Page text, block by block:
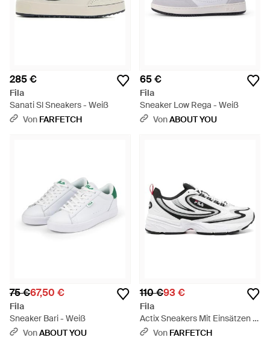
285 €
Fila
Sanati Sl Sneakers - Weiß
Von FARFETCH
65 €
Fila
Sneaker Low Rega - Weiß
VonABOUT YOU
75 €67,50 €
Fila
Sneaker Bari - Weiß
VonABOUT YOU
110 €93 €
Fila
Actix Sneakers Mit Einsätzen -
WeißVon FARFETCH